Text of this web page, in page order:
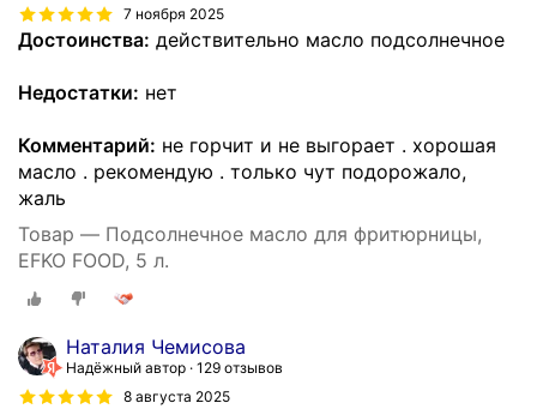
7 ноября 2025
Достоинства: действительно масло подсолнечное
Недостатки: нет
Комментарий: не горчит и не выгорает . хорошая
масло . рекомендую . только чут подорожало,
жаль
Товар — Подсолнечное масло для фритюрницы,
EFKO FOOD, 5 л.
Наталия Чемисова
Надёжный автор 129 отзывов
8 августа 2025